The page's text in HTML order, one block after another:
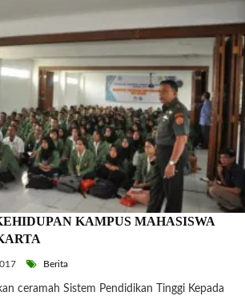
KAMPUS MAHASISWA
Berita
ceramah Sistem Pendidikan Tinggi Kepada